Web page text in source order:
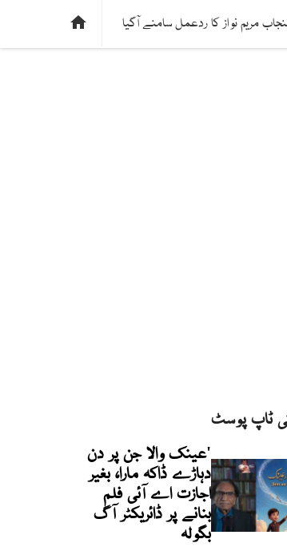
ادارتی پسند
 مریم نواز کا ردعمل سامنے آگیا
ٹاپ پوسٹ
'عینک والا جن پر دن
دہاڑے ڈاکہ مارا، بغیر
اجازت اے آئی فلم
بنانے پر ڈائریکٹر آگ
بگولہ